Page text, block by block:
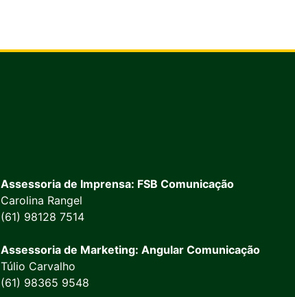
Assessoria de Imprensa: FSB Comunicação
Carolina Rangel
(61) 98128 7514
Assessoria de Marketing: Angular Comunicação
Túlio Carvalho
(61) 98365 9548